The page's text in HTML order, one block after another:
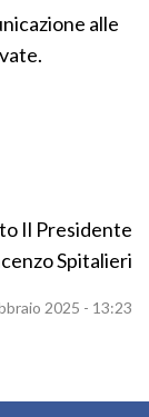
alle
Il Presidente
Spitalieri
2025 - 13:23